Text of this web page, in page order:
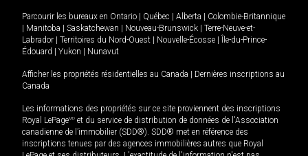
Parcourir les bureaux en Ontario Québec Alberta
Colombie-Britannique
Manitoba Saskatchewan Nouveau-Brunswick
Terre-Neuve-et-
Labrador
Territoires du Nord-Ouest Nouvelle-Écosse
Île-du-Prince-
Édouard
Yukon Nunavut
Afficher les propriétés résidentielles au Canada
Dernières inscriptions au
Canada
Les informations des propriétés sur ce site proviennent des inscriptions
Royal LePageMD et du service de distribution de données de l'Association
canadienne de l’immobilier (SDD®). SDD® met en référence des
inscriptions tenues par des agences immobilières autres que Royal